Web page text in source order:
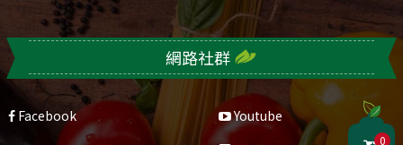
網路社群
Facebook
Youtube
0